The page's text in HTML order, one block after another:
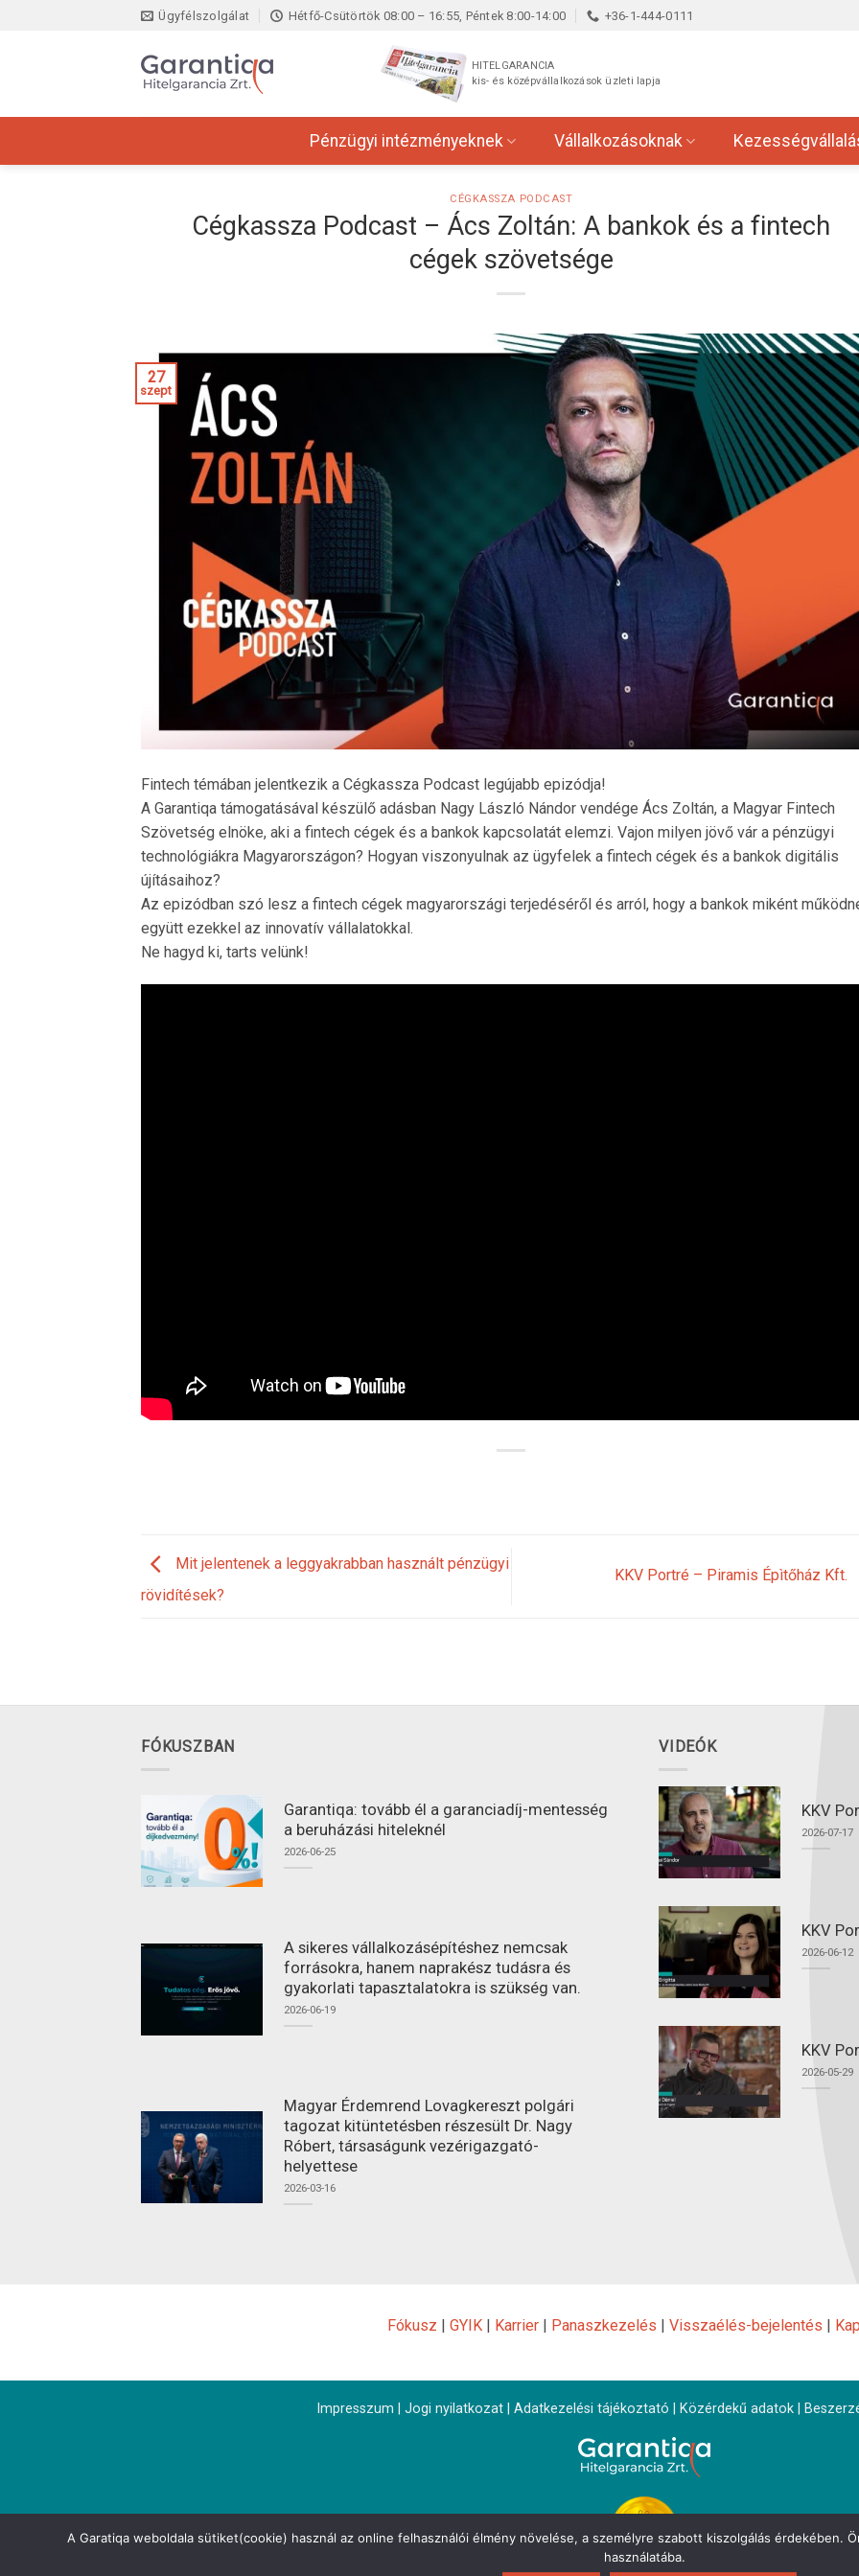
Ügyfélszolgálat Hétfő-Csütörtök 08:00 – 16:55, Péntek 8:00-14:00 +36-1-444-0111
HITELGARANCIA
kis- és középvállalkozások üzleti lapja
Pénzügyi intézményeknek Vállalkozásoknak
CÉGKASSZA PODCAST
Cégkassza Podcast – Ács Zoltán: A bankok és a fintech
cégek szövetsége
27
szept
Fintech témában jelentkezik a Cégkassza Podcast legújabb epizódja!
A Garantiqa támogatásával készülő adásban Nagy László Nándor vendége Ács Zoltán, a Magyar Fintech
Szövetség elnöke, aki a fintech cégek és a bankok kapcsolatát elemzi. Vajon milyen jövő vár a pénzügyi
technológiákra Magyarországon? Hogyan viszonyulnak az ügyfelek a fintech cégek és a bankok digitális
újításaihoz?
Az epizódban szó lesz a fintech cégek magyarországi terjedéséről és arról, hogy a bankok miként
együtt ezekkel az innovatív vállalatokkal.
Ne hagyd ki, tarts velünk!
Mit jelentenek a leggyakrabban használt pénzügyi
rövidítések?
KKV Portré – Piramis Épìtőház Kft.
FÓKUSZBAN
Garantiqa: tovább él a garanciadíj-mentesség
a beruházási hiteleknél
2026-06-25
A sikeres vállalkozásépítéshez nemcsak
forrásokra, hanem naprakész tudásra és
gyakorlati tapasztalatokra is szükség van.
2026-06-19
Magyar Érdemrend Lovagkereszt polgári
tagozat kitüntetésben részesült Dr. Nagy
Róbert, társaságunk vezérigazgató-
helyettese
2026-03-16
VIDEÓK
KKV
2026-07-17
KKV
2026-06-12
KKV
2026-05-29
Fókusz GYIK| Karrier| Panaszkezelés Visszaélés-bejelentés
Impresszum Jogi nyilatkozat| Adatkezelési tájékoztató Közérdekű adatok|
A Garatiqa weboldala sütiket(cookie) használ az online felhasználói élmény növelése, a személyre szabott kiszolgálás érdekében.
használatába.